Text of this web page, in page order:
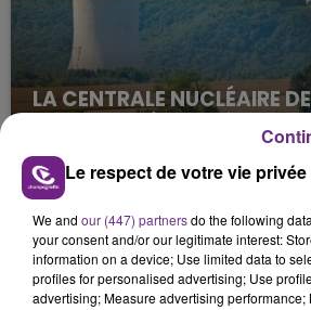
LA CENTRALE NUCLÉAIRE
Cela fait déjà une semaine que
nucléaire ardennaise est à
justifiée par la sécheresse
présente.
Le respect de votre vie
We and our (447) partnersdo the following
your consent and/or our legitimate interest:
information on a device; Use limited data to
profiles for personalised advertising; Use
advertising; Measure advertising performance;